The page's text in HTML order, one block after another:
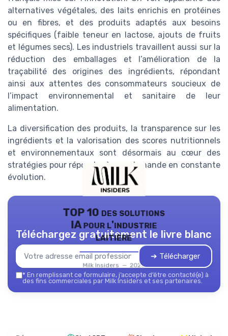
alternatives végétales, des laits enrichis en protéines
ou en fibres, et des produits adaptés aux besoins
spécifiques (faible teneur en lactose, ajouts de fruits
et légumes secs). Les industriels travaillent aussi sur la
réduction des emballages et l’amélioration de la
traçabilité des origines des ingrédients, répondant
ainsi aux attentes des consommateurs soucieux de
l’impact environnemental et sanitaire de leur
alimentation.
La diversification des produits, la transparence sur les
ingrédients et la valorisation des scores nutritionnels
et environnementaux sont désormais au cœur des
stratégies pour répondre à une demande en constante
évolution.
TOP 10 des solutions
IA pour l'industrie
laitière
Milk Insiders — 2026
Téléchargez gratuitement le livre blanc
➔ Télécharger
* En remplissant ce formulaire, j’accepte d’être contacté(e) à
des fins commerciales par Milk Insiders et ses partenaires.